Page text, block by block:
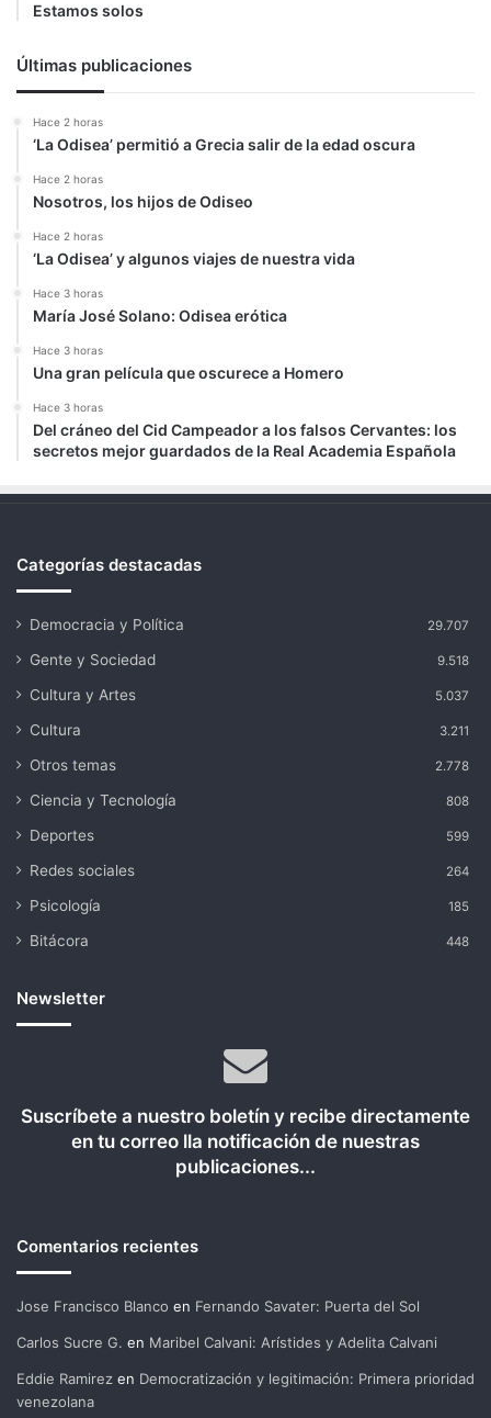
Estamos solos
Últimas publicaciones
Hace 2 horas
‘La Odisea’ permitió a Grecia salir de la edad oscura
Hace 2 horas
Nosotros, los hijos de Odiseo
Hace 2 horas
‘La Odisea’ y algunos viajes de nuestra vida
Hace 3 horas
María José Solano: Odisea erótica
Hace 3 horas
Una gran película que oscurece a Homero
Hace 3 horas
Del cráneo del Cid Campeador a los falsos Cervantes: los
secretos mejor guardados de la Real Academia Española
Categorías destacadas
Democracia y Política 29.707
Gente y Sociedad 9.518
Cultura y Artes 5.037
Cultura 3.211
Otros temas 2.778
Ciencia y Tecnología 808
Deportes 599
Redes sociales 264
Psicología 185
Bitácora 448
Newsletter
Suscríbete a nuestro boletín y recibe directamente
en tu correo lla notificación de nuestras
publicaciones...
Comentarios recientes
Jose Francisco Blanco en Fernando Savater: Puerta del Sol
Carlos Sucre G. en Maribel Calvani: Arístides y Adelita Calvani
Eddie Ramirez en Democratización y legitimación: Primera prioridad
venezolana